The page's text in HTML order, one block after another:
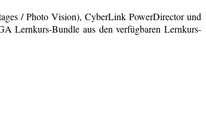
/ Photo Vision), CyberLink PowerDirector und
Lernkurs-Bundle aus den verfügbaren Lernkurs-